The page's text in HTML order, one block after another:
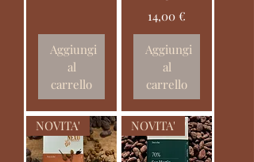
Aggiungi
al
carrello
Prezzo
14,00 €
Aggiungi
al
carrello
NOVITA' NOVITA'